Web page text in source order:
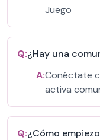
Juego
Q:¿Hay una
A:Conéctate
activa
Q:¿Cómo